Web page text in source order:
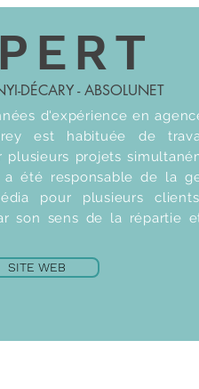
DÉCARY - ABSOLUNET
d'expérience en
est habituée de
projets
a été responsable de la
pour plusieurs
son sens de la répartie
SITE WEB